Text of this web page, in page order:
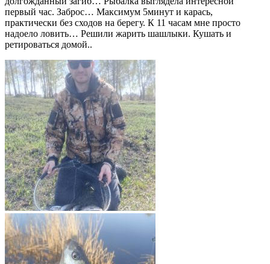
первый час. Заброс… Максимум 5минут и карась,
практически без сходов на берегу. К 11 часам мне просто
надоело ловить… Решили жарить шашлыки. Кушать и
ретироваться домой..